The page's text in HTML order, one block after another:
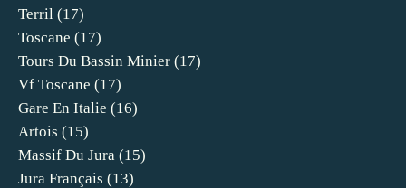
Terril (17)
Toscane (17)
Tours Du Bassin Minier (17)
Vf Toscane (17)
Gare En Italie (16)
Artois (15)
Massif Du Jura (15)
Jura Français (13)